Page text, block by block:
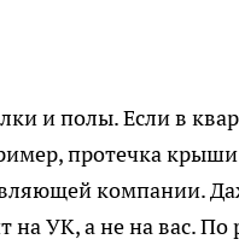
и полы. Если в
протечка
компании.
на УК, а не на вас.